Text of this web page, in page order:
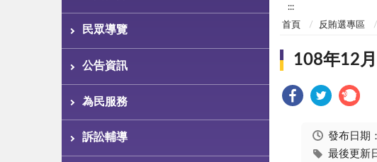
民眾導覽
公告資訊
為民服務
訴訟輔導
:::
首頁 反賄選專區
108年12
發布日期
最後更新